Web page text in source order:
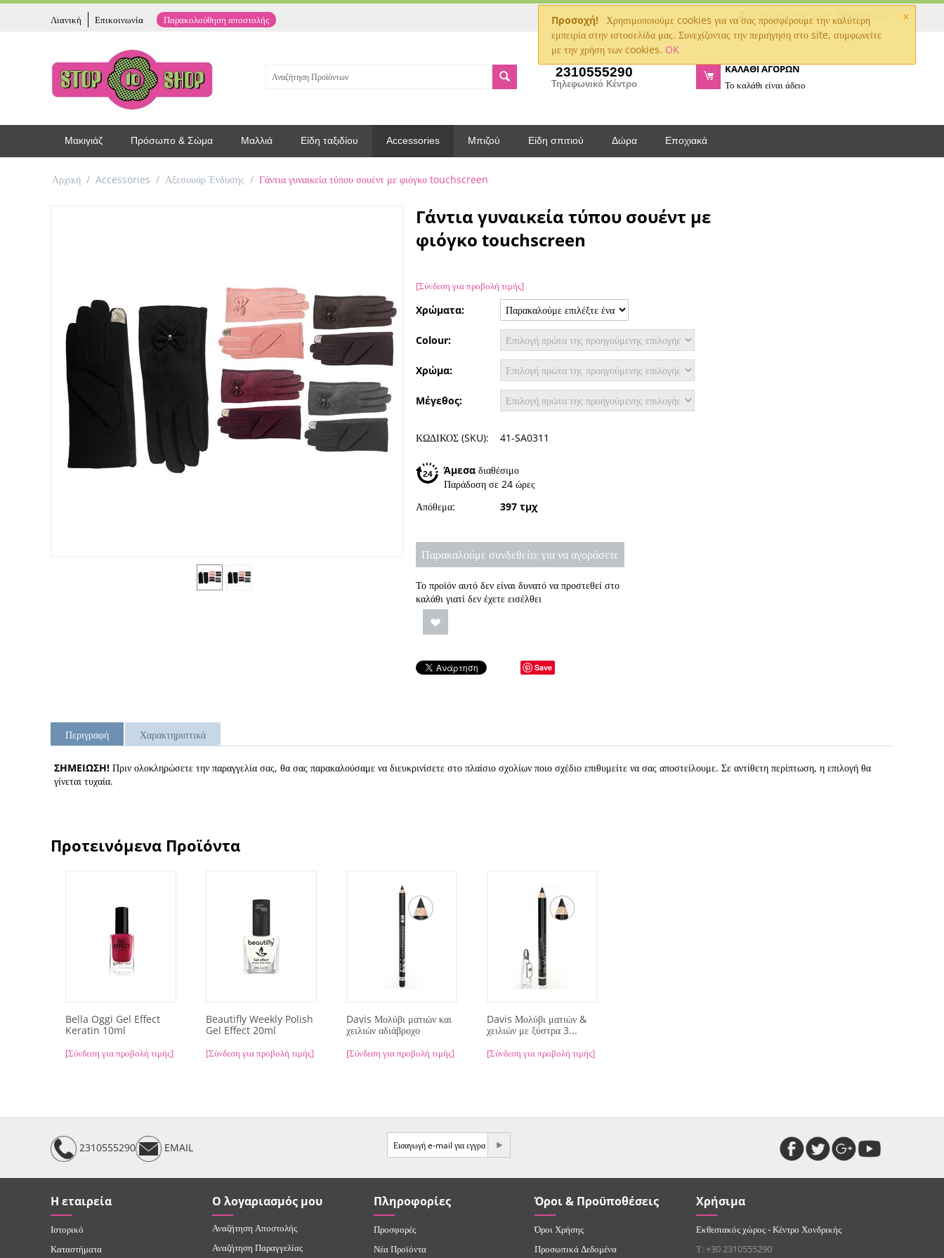
×
Προσοχή!
Χρησιμοποιούμε cookies για να σας προσφέρουμε την καλύτερη
εμπειρία στην ιστοσελίδα μας. Συνεχίζοντας την περιήγηση στο site, συμφωνείτε
με την χρήση των cookies. OK
Λιανική Επικοινωνία Παρακολούθηση αποστολής Ελληνικά
Ο Λογαριασμός μου
2310555290
Τηλεφωνικό Κέντρο
ΚΑΛΑΘΙ ΑΓΟΡΩΝ
Το καλάθι είναι άδειο
Μακιγιάζ Πρόσωπο & Σώμα Μαλλιά Είδη ταξιδίου Accessories Μπιζού Είδη σπιτιού Δώρα Εποχιακά
Αρχική / Accessories / Αξεσουάρ Ένδυσης / Γάντια γυναικεία τύπου σουέντ με φιόγκο touchscreen
Γάντια γυναικεία τύπου σουέντ με
φιόγκο touchscreen
[Σύνδεση για προβολή τιμής]
Χρώματα:
Colour:
Χρώμα:
Μέγεθος:
ΚΩΔΙΚΟΣ (SKU): 41-SA0311
Άμεσα διαθέσιμο
Παράδοση σε 24 ώρες
Απόθεμα:
397 τμχ
Παρακαλούμε συνδεθείτε για να αγοράσετε
Το προϊόν αυτό δεν είναι δυνατό να προστεθεί στο
καλάθι γιατί δεν έχετε εισέλθει
Save
Περιγραφή Χαρακτηριστικά
ΣΗΜΕΙΩΣΗ! Πριν ολοκληρώσετε την παραγγελία σας, θα σας παρακαλούσαμε να διευκρινίσετε στο πλαίσιο σχολίων ποιο σχέδιο επιθυμείτε να σας αποστείλουμε. Σε αντίθετη περίπτωση, η επιλογή θα
γίνεται τυχαία.
Προτεινόμενα Προϊόντα
Bella Oggi Gel Effect
Keratin 10ml
[Σύνδεση για προβολή τιμής]
Beautifly Weekly Polish
Gel Effect 20ml
[Σύνδεση για προβολή τιμής]
Davis Μολύβι ματιών και
χειλιών αδιάβροχο
[Σύνδεση για προβολή τιμής]
Davis Μολύβι ματιών &
χειλιών με ξύστρα 3...
[Σύνδεση για προβολή τιμής]
2310555290 EMAIL
Η εταιρεία
Ιστορικό
Καταστήματα
Ο λογαριασμός μου
Αναζήτηση Αποστολής
Αναζήτηση Παραγγελίας
Πληροφορίες
Προσφορές
Νέα Προϊόντα
Όροι & Προϋποθέσεις
Όροι Χρήσης
Προσωπικά Δεδομένα
Χρήσιμα
Εκθεσιακός χώρος - Κέντρο Χονδρικής
Τ: +30 2310555290